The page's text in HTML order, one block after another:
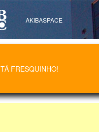
AKIBASPACE
TÁ FRESQUINHO!